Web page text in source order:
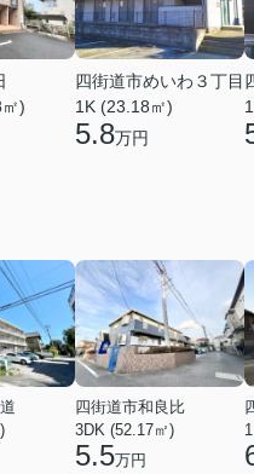
)
四街道市めいわ３丁目
1K (23.18㎡)
5.8万円
四街道市和良比
3DK (52.17㎡)
5.5万円